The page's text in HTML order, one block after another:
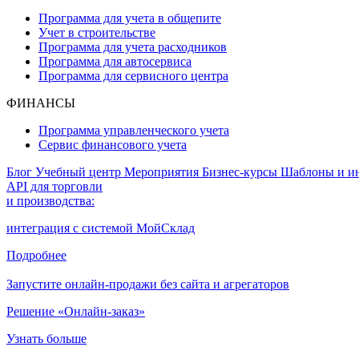
Программа для учета в общепите
Учет в строительстве
Программа для учета расходников
Программа для автосервиса
Программа для сервисного центра
ФИНАНСЫ
Программа управленческого учета
Сервис финансового учета
Блог Учебный центр Мероприятия Бизнес-курсы Шаблоны и
API для торговли
и производства:
интеграция с системой МойСклад
Подробнее
Запустите онлайн-продажи без сайта и агрегаторов
Решение «Онлайн-заказ»
Узнать больше